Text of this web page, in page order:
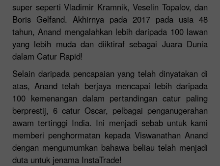
super seperti Vladimir Kramnik, Veselin Topalov, dan
Boris Gelfand. Akhirnya pada 2017 pada usia 48
tahun, Anand mengalahkan lebih daripada 100 lawan
yang lebih muda dan diiktiraf sebagai Juara Dunia
dalam Catur Rapid!
Selain daripada pencapaian yang telah dinyatakan di
atas, Anand telah berjaya mencapai lebih daripada
100 kemenangan dalam pertandingan catur paling
berprestij, 6 catur Oscar, pelbagai penganugerahan
awam tertinggi India. Ini menjadi sebab untuk kami
memberi penghormatan kepada Viswanathan Anand
dengan mengumumkan bahawa beliau telah menjadi
duta untuk jenama InstaTrade!